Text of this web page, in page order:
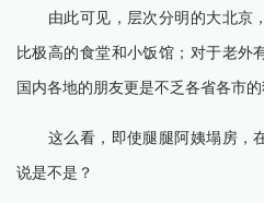
由此可见，层次分明的大北京
比极高的食堂和小饭馆；对于老外
国内各地的朋友更是不乏各省各市的
这么看，即使腿腿阿姨塌房，
说是不是？